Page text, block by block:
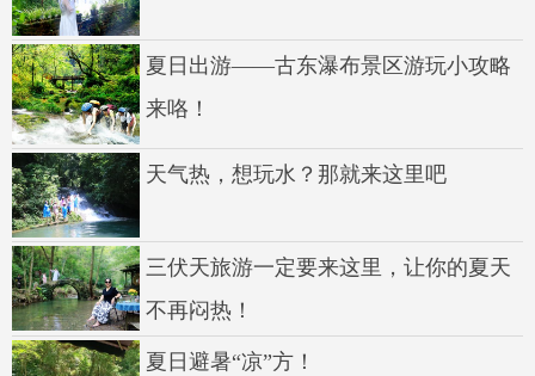
夏日出游——古东瀑布景区游玩小攻略
来咯！
天气热，想玩水？那就来这里吧
三伏天旅游一定要来这里，让你的夏天
不再闷热！
夏日避暑“凉”方！